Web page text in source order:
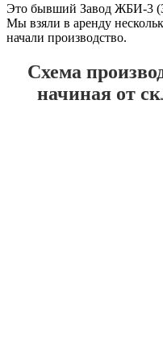
Это бывший Завод ЖБИ-3
Мы взяли в аренду
начали производство.
Схема
начиная от